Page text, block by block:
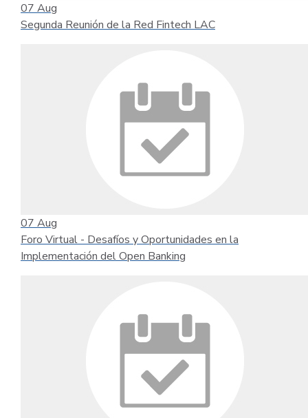
07 Aug
Segunda Reunión de la Red Fintech LAC
07 Aug
Foro Virtual - Desafíos y Oportunidades en la
Implementación del Open Banking